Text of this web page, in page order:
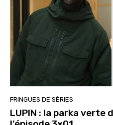
FRINGUES DE SÉRIES
LUPIN : la parka verte